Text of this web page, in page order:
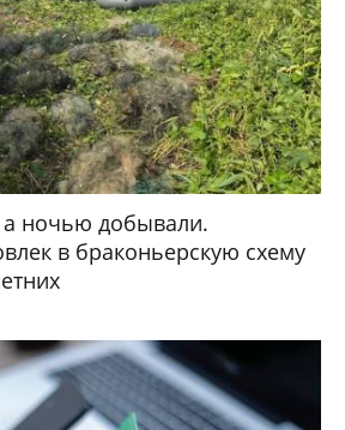
ночью добывали.
в браконьерскую схему